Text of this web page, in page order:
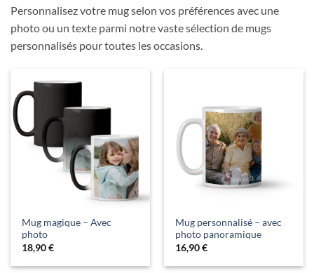
Personnalisez votre mug selon vos préférences avec une
photo ou un texte parmi notre vaste sélection de mugs
personnalisés pour toutes les occasions.
Mug magique – Avec
photo
18,90€
Mug personnalisé – avec
photo panoramique
16,90€